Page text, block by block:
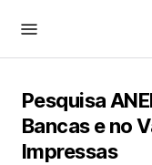
Pesquisa
Bancas e no
Impressas